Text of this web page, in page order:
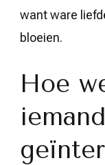
want ware
bloeien.
Hoe